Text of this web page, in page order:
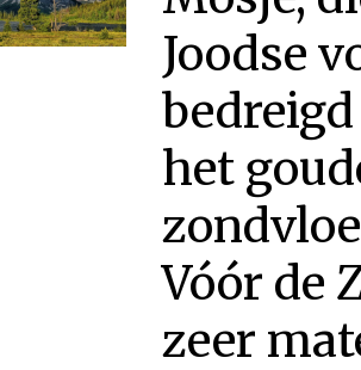
Joodse
het
Vóór de
zeer